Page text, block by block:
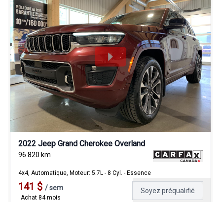
2022 Jeep Grand Cherokee Overland
96 820 km
4x4, Automatique, Moteur: 5.7L - 8 Cyl. - Essence
141 $ /sem
Achat 84 mois
Soyez préqualifié